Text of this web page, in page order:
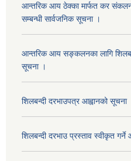
आन्तरिक आय ठेक्का मार्फत कर संकलन
सम्बन्धी सार्वजनिक सूचना ।
आन्तरिक आय सङ्कलनका लागि
सूचना ।
शिलबन्दी दरभाउपत्र आह्वानको सूचना
शिलबन्दी दरभाउ प्रस्ताव स्वीकृत